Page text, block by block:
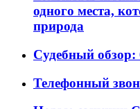
одного места,
природа
Судебный обзор:
Телефонный